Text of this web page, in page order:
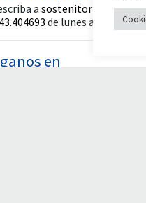
a
de lunes a viernes
en